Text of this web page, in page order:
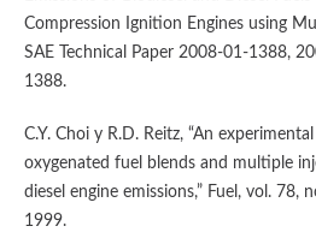
Compression Ignition Engines using
SAE Technical Paper 2008-01-1388,
1388.
C.Y. Choi y R.D. Reitz, “An
oxygenated fuel blends and multiple
diesel engine emissions,” Fuel, vol. 78,
1999.